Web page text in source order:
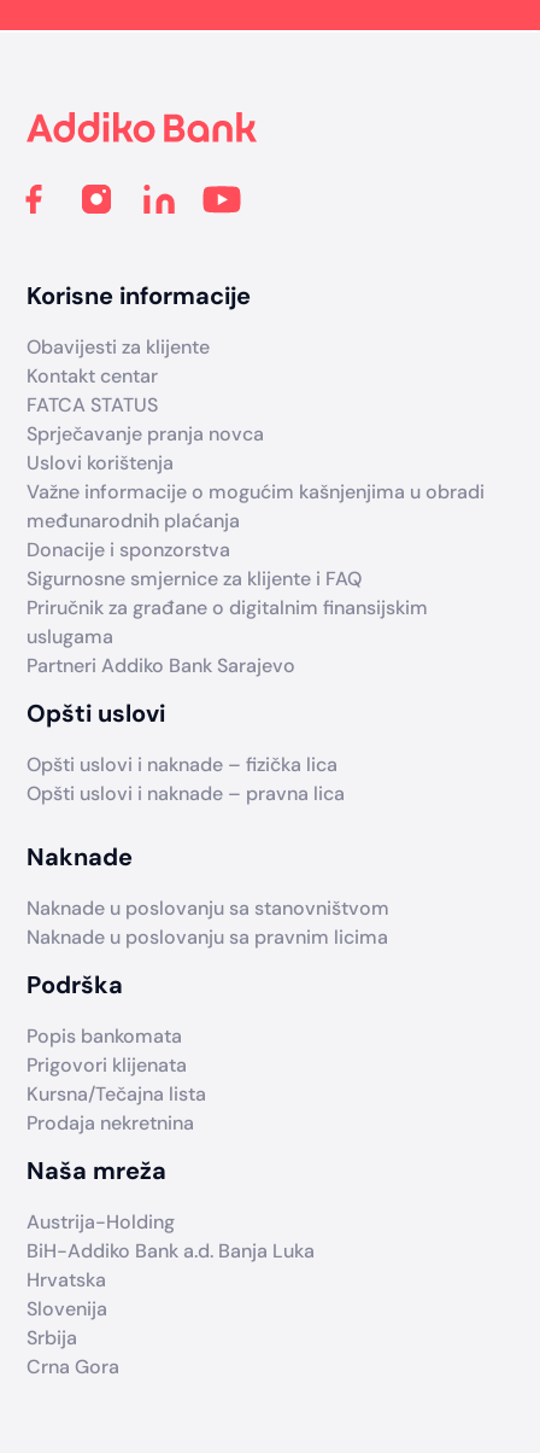
Korisne informacije
Obavijesti za klijente
Kontakt centar
FATCA STATUS
Sprječavanje pranja novca
Uslovi korištenja
Važne informacije o mogućim kašnjenjima u obradi
međunarodnih plaćanja
Donacije i sponzorstva
Sigurnosne smjernice za klijente i FAQ
Priručnik za građane o digitalnim finansijskim
uslugama
Partneri Addiko Bank Sarajevo
Opšti uslovi
Opšti uslovi i naknade – fizička lica
Opšti uslovi i naknade – pravna lica
Naknade
Naknade u poslovanju sa stanovništvom
Naknade u poslovanju sa pravnim licima
Podrška
Popis bankomata
Prigovori klijenata
Kursna/Tečajna lista
Prodaja nekretnina
Naša mreža
Austrija-Holding
BiH-Addiko Bank a.d. Banja Luka
Hrvatska
Slovenija
Srbija
Crna Gora